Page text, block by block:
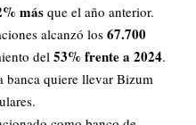
más que el año anterior.
alcanzó los 67.700
del 53% frente a 2024.
banca quiere llevar Bizum